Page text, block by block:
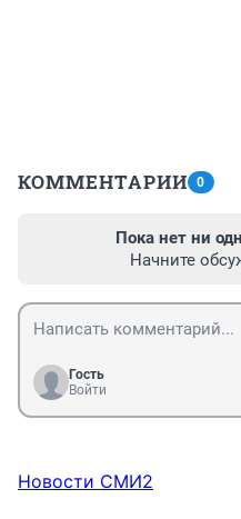
КОММЕНТАРИИ 0
Пока нет ни
Начните
Гость
Войти
Новости СМИ2